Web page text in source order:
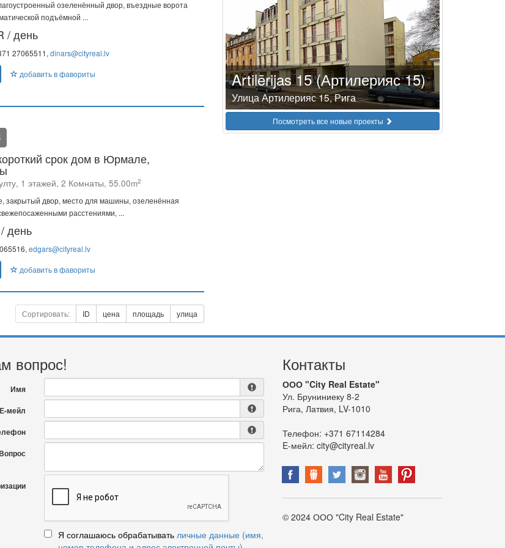
озеленённый двор, въездные ворота
подъёмной ...
/ день
27065511, dinars@cityreal.lv
добавить в фавориты
срок дом в Юрмале,
1 этажей, 2 Комнаты, 55.00m2
закрытый двор, место для машины, озеленённая
расстениями, ...
день
edgars@cityreal.lv
добавить в фавориты
Сортировать: ID цена площадь улица
Artilērijas 15 (Артилерияс 15)
Улица Артилерияс 15, Рига
Посмотреть все новые проекты
вопрос!
Имя
Е-мейл
Я соглашаюсь обрабатывать личные данные (имя,
Контакты
ООО "City Real Estate"
Ул. Бруниниеку 8-2
Рига, Латвия, LV-1010
Телефон: +371 67114284
E-мейл: city@cityreal.lv
© 2024 ООО "City Real Estate"